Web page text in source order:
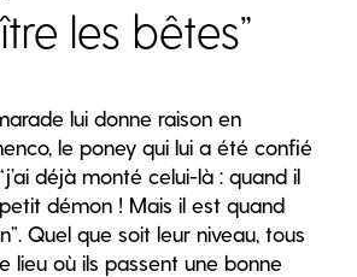
les bêtes”
lui donne raison en
le poney qui lui a été confié
déjà monté celui-là : quand il
démon ! Mais il est quand
Quel que soit leur niveau, tous
lieu où ils passent une bonne